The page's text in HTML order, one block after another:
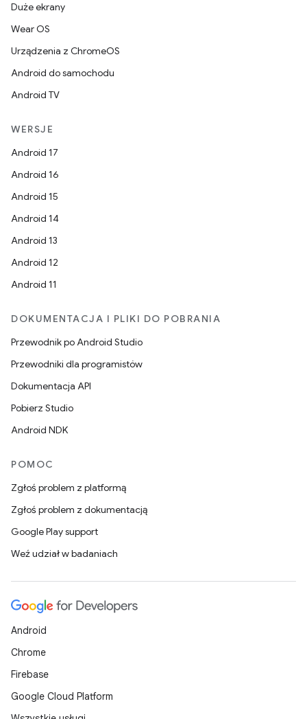
Duże ekrany
Wear OS
Urządzenia z ChromeOS
Android do samochodu
Android TV
WERSJE
Android 17
Android 16
Android 15
Android 14
Android 13
Android 12
Android 11
DOKUMENTACJA I PLIKI DO POBRANIA
Przewodnik po Android Studio
Przewodniki dla programistów
Dokumentacja API
Pobierz Studio
Android NDK
POMOC
Zgłoś problem z platformą
Zgłoś problem z dokumentacją
Google Play support
Weź udział w badaniach
Android
Chrome
Firebase
Google Cloud Platform